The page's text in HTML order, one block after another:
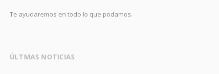
Te ayudaremos en todo lo que podamos.
ÚLTMAS NOTICIAS